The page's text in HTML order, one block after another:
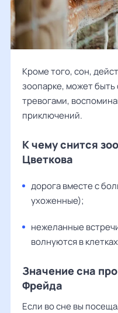
Кроме того, сон,
зоопарке, может быть
тревогами,
приключений.
К чему снится
Цветкова
дорога вместе с
ухоженные);
нежеланные
волнуются в
Значение сна
Фрейда
Если во сне вы